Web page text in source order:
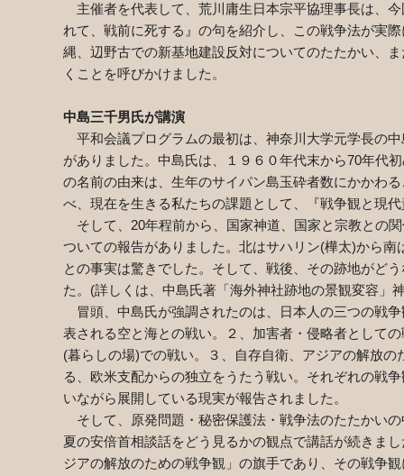
主催者を代表して、荒川庸生日本宗平協理事長は、
れて、戦前に死する』の句を紹介し、この戦争法が実
縄、辺野古での新基地建設反対についてのたたかい、
くことを呼びかけました。
中島三千男氏が講演
平和会議プログラムの最初は、神奈川大学元学長の
がありました。中島氏は、１９６０年代末から70年代
の名前の由来は、生年のサイパン島玉砕者数にかかわ
べ、現在を生きる私たちの課題として、『戦争観と現
そして、20年程前から、国家神道、国家と宗教との
ついての報告がありました。北はサハリン(樺太)から
との事実は驚きでした。そして、戦後、その跡地がど
た。(詳しくは、中島氏著「海外神社跡地の景観変容」
冒頭、中島氏が強調されたのは、日本人の三つの戦
表される空と海との戦い。２、加害者・侵略者として
(暮らしの場)での戦い。３、自存自衛、アジアの解放
る、欧米支配からの独立をうたう戦い。それぞれの戦
いながら展開している現実が報告されました。
そして、原発問題・秘密保護法・戦争法のたたかい
夏の安倍首相談話をどう見るかの観点で講話が続きま
ジアの解放のための戦争観」の旗手であり、その戦争